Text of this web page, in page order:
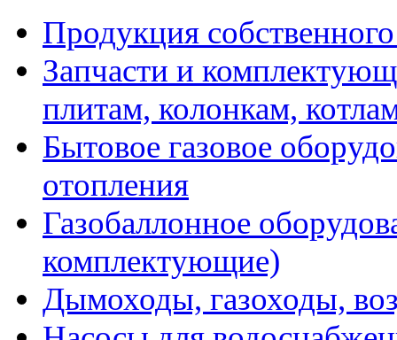
Продукция
Запчасти и
плитам, колонкам,
Бытовое газовое
отопления
Газобаллонное
комплектующие)
Дымоходы, газоходы,